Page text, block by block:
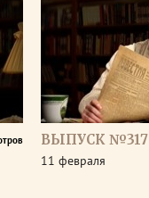
ВЫПУСК №317
11 февраля